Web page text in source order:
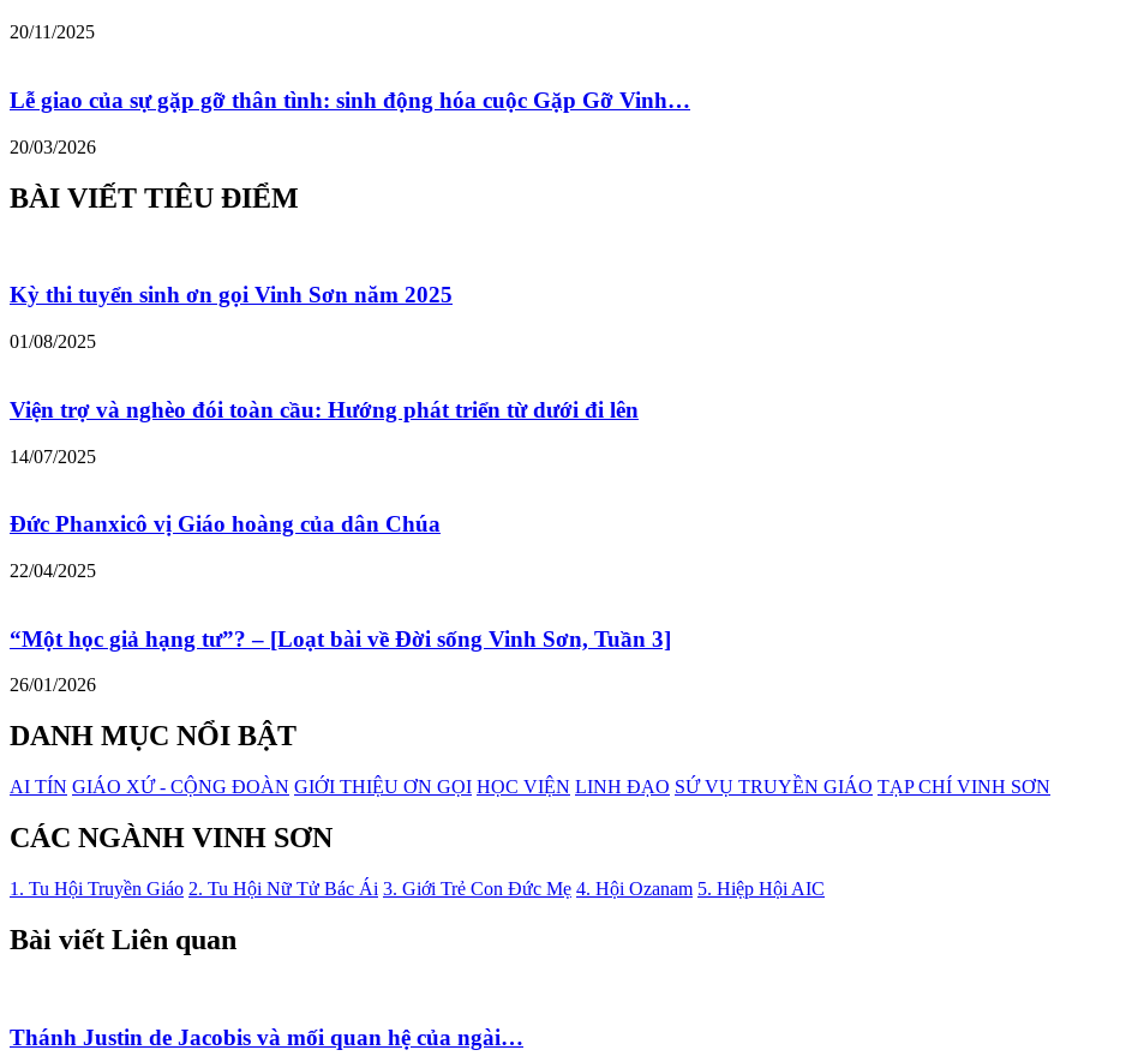
20/11/2025
Lễ giao của sự gặp gỡ thân tình: sinh động hóa cuộc Gặp Gỡ Vinh…
20/03/2026
BÀI VIẾT TIÊU ĐIỂM
Kỳ thi tuyển sinh ơn gọi Vinh Sơn năm 2025
01/08/2025
Viện trợ và nghèo đói toàn cầu: Hướng phát triển từ dưới đi lên
14/07/2025
Đức Phanxicô vị Giáo hoàng của dân Chúa
22/04/2025
“Một học giả hạng tư”? – [Loạt bài về Đời sống Vinh Sơn, Tuần 3]
26/01/2026
DANH MỤC NỔI BẬT
AI TÍN GIÁO XỨ - CỘNG ĐOÀN GIỚI THIỆU ƠN GỌI HỌC VIỆN LINH ĐẠO SỨ VỤ TRUYỀN GIÁO TẠP CHÍ VINH SƠN
CÁC NGÀNH VINH SƠN
1. Tu Hội Truyền Giáo 2. Tu Hội Nữ Tử Bác Ái 3. Giới Trẻ Con Đức Mẹ 4. Hội Ozanam 5. Hiệp Hội AIC
Bài viết Liên quan
Thánh Justin de Jacobis và mối quan hệ của ngài…